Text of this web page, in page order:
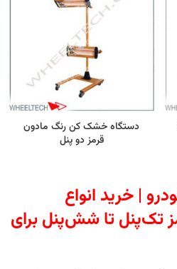
دستگاه خشک کن رنگ مادون
قرمز دو پنل
| خرید انواع
تا شش‌پنل برای